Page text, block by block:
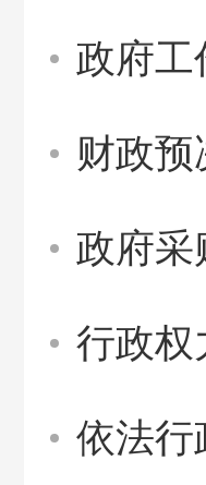
政府工
财政预
政府采
行政权
依法行